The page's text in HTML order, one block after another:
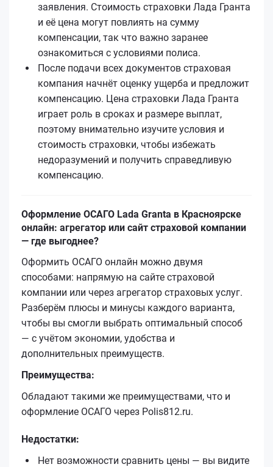
заявления. Стоимость страховки Лада Гранта
и её цена могут повлиять на сумму
компенсации, так что важно заранее
ознакомиться с условиями полиса.
После подачи всех документов страховая
компания начнёт оценку ущерба и предложит
компенсацию. Цена страховки Лада Гранта
играет роль в сроках и размере выплат,
поэтому внимательно изучите условия и
стоимость страховки, чтобы избежать
недоразумений и получить справедливую
компенсацию.
Оформление ОСАГО Lada Granta в Красноярске
онлайн: агрегатор или сайт страховой компании
— где выгоднее?
Оформить ОСАГО онлайн можно двумя
способами: напрямую на сайте страховой
компании или через агрегатор страховых услуг.
Разберём плюсы и минусы каждого варианта,
чтобы вы смогли выбрать оптимальный способ
— с учётом экономии, удобства и
дополнительных преимуществ.
Преимущества:
Обладают такими же преимуществами, что и
оформление ОСАГО через Polis812.ru.
Недостатки:
Нет возможности сравнить цены — вы видите